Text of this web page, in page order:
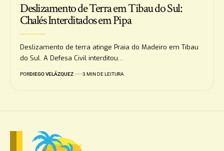
Deslizamento de Terra em Tibau do Sul:
Chalés Interditados em Pipa
Deslizamento de terra atinge Praia do Madeiro em Tibau
do Sul. A Defesa Civil interditou…
PORDIEGO VELÁZQUEZ 3 MIN DE LEITURA